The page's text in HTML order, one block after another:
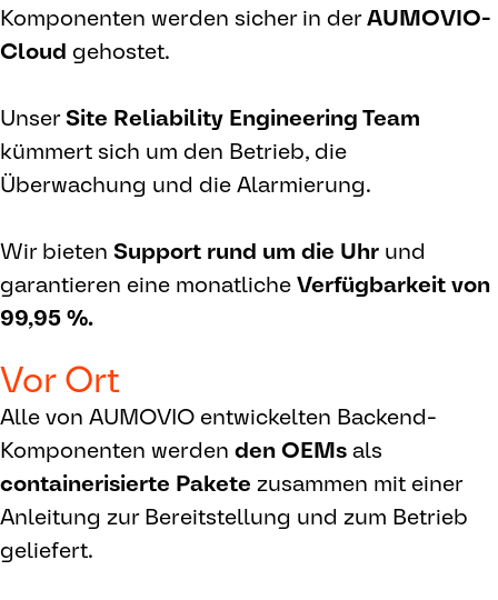
Komponenten werden sicher in derAUMOVIO-
Cloud gehostet.
UnserSite Reliability Engineering Team
kümmert sich um den Betrieb, die
Überwachung und die Alarmierung.
Wir bieten Support rund um die Uhr und
garantieren eine monatlicheVerfügbarkeit von
99,95 %.
Vor Ort
Alle von AUMOVIO entwickelten Backend-
Komponenten werden den OEMsals
containerisierte Pakete zusammen mit einer
Anleitung zur Bereitstellung und zum Betrieb
geliefert.